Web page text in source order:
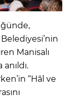
Manisalı
“Hâl ve